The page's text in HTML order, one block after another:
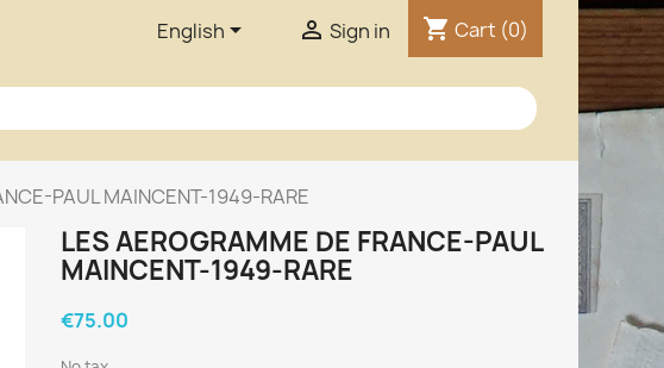
English  Sign in shopping_cart Cart (0)
PAUL MAINCENT-1949-RARE
LES AEROGRAMME DE FRANCE-PAUL
MAINCENT-1949-RARE
€75.00